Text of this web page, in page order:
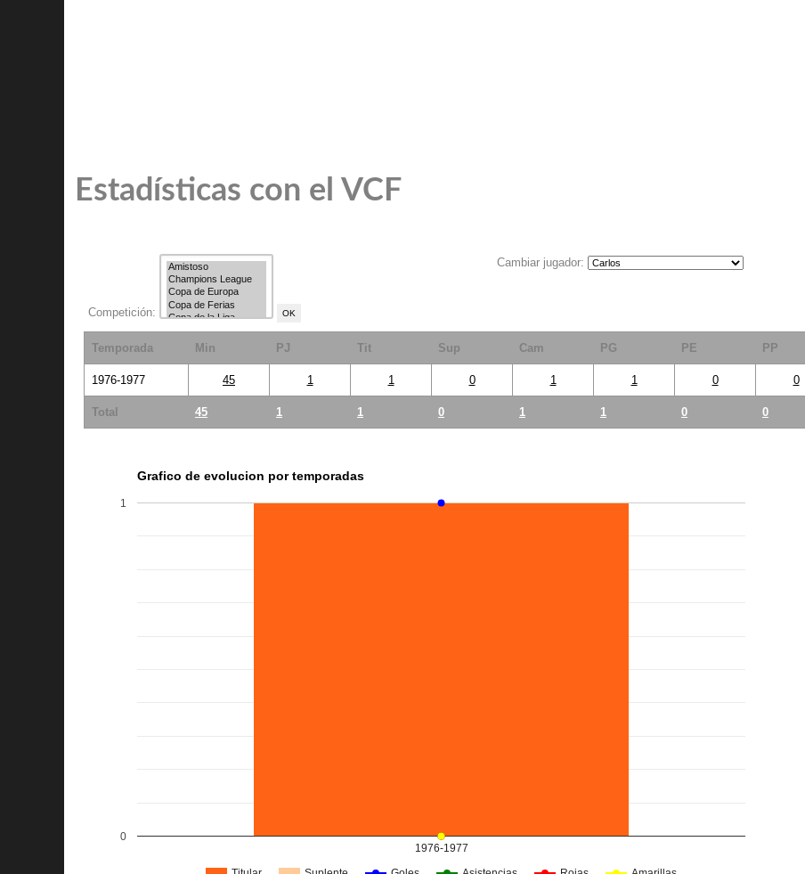
Estadísticas con el VCF
Competición:
Cambiar jugador:
Temporada Min PJ Tit Sup Cam PG PE PP
1976-1977 45 1 1 0 1 1 0 0
Total 45 1 1 0 1 1 0 0
Grafico de evolucion por temporadas
1976-1977
0
1